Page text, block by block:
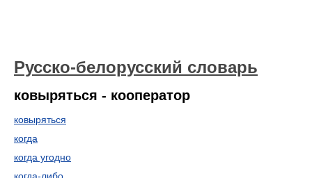
Русско-белорусский словарь
ковыряться - кооператор
ковыряться
когда
когда угодно